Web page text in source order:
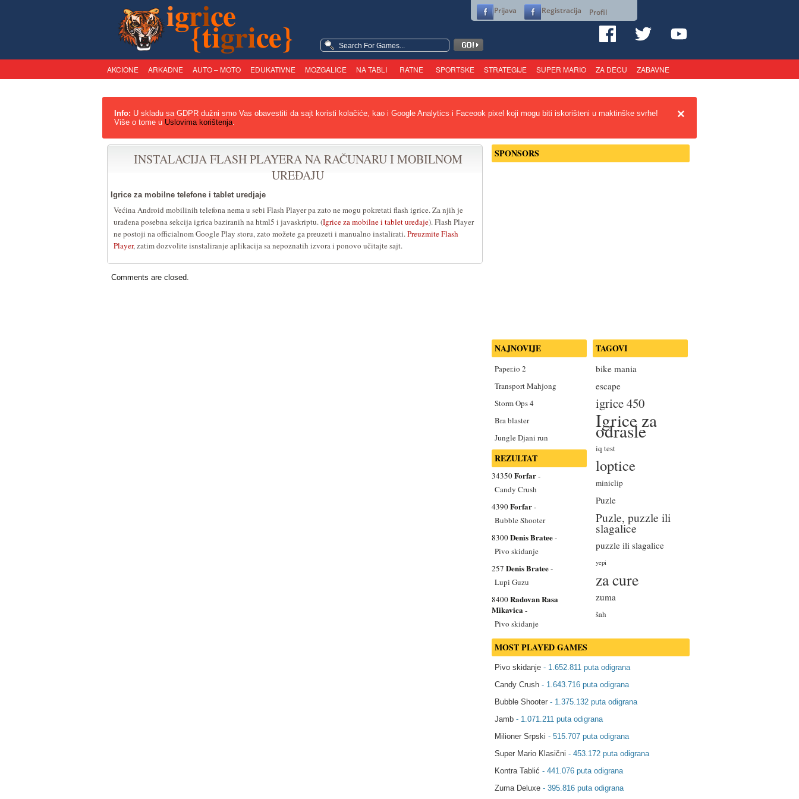
Prijava Registracija Profil
AKCIONE ARKADNE AUTO – MOTO EDUKATIVNE MOZGALICE NA TABLI RATNE SPORTSKE STRATEGIJE SUPER MARIO ZA DECU ZABAVNE
×
Info: U skladu sa GDPR dužni smo Vas obavestiti da sajt koristi kolačiće, kao i Google Analytics i Faceook pixel koji mogu biti iskorišteni u maktinške svrhe!
Više o tome u Uslovima korištenja.
INSTALACIJA FLASH PLAYERA NA RAČUNARU I MOBILNOM
UREĐAJU
Igrice za mobilne telefone i tablet uredjaje
Većina Android mobilinih telefona nema u sebi Flash Player pa zato ne mogu pokretati flash igrice. Za njih je
urađena posebna sekcija igrica baziranih na html5 i javaskriptu. (Igrice za mobilne i tablet uređaje). Flash Player
ne postoji na officialnom Google Play storu, zato možete ga preuzeti i manualno instalirati.Preuzmite Flash
Player, zatim dozvolite isnstaliranje aplikacija sa nepoznatih izvora i ponovo učitajte sajt.
Comments are closed.
SPONSORS
TAGOVI
bike mania
escape
igrice 450
Igrice za
odrasle
iq test
loptice
miniclip
Puzle
Puzle, puzzle ili
slagalice
puzzle ili slagalice
yepi
za cure
zuma
šah
NAJNOVIJE
Paper.io 2
Transport Mahjong
Storm Ops 4
Bra blaster
Jungle Djani run
REZULTAT
34350Forfar-
Candy Crush
4390Forfar-
Bubble Shooter
8300Denis Bratee-
Pivo skidanje
257 Denis Bratee-
Lupi Guzu
8400Radovan Rasa
Mikavica-
Pivo skidanje
MOST PLAYED GAMES
Pivo skidanje - 1.652.811 puta odigrana
Candy Crush - 1.643.716 puta odigrana
Bubble Shooter - 1.375.132 puta odigrana
Jamb - 1.071.211 puta odigrana
Milioner Srpski - 515.707 puta odigrana
Super Mario Klasični - 453.172 puta odigrana
Kontra Tablić - 441.076 puta odigrana
Zuma Deluxe - 395.816 puta odigrana